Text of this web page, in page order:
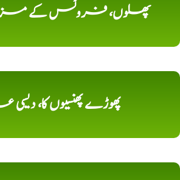
پھلوں، فروٹس کے مزاج
پھوڑے پھنسیوں کا، دیسی